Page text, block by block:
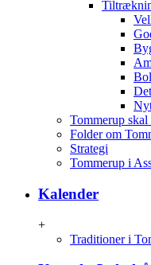
Tommerup
Folder om
Strategi
Tommerup i
Kalender
+
Traditioner i